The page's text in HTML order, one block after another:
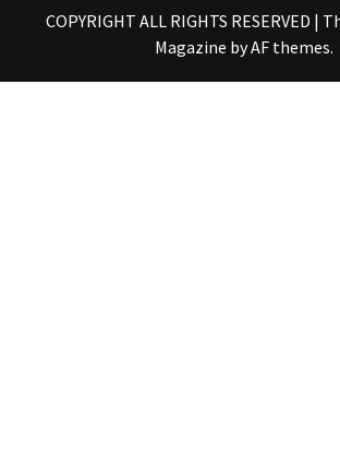
COPYRIGHT ALL RIGHTS RESERVED |
Magazine byAF themes.